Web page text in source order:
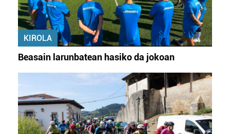
KIROLA
Beasain larunbatean hasiko da jokoan